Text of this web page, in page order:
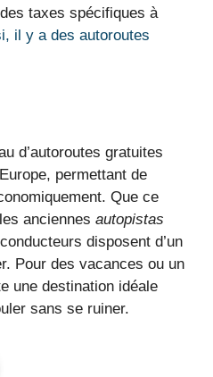
taxes spécifiques à
il y a des autoroutes
d’autoroutes gratuites
permettant de
Que ce
anciennes autopistas
disposent d’un
Pour des vacances ou un
une destination idéale
sans se ruiner.